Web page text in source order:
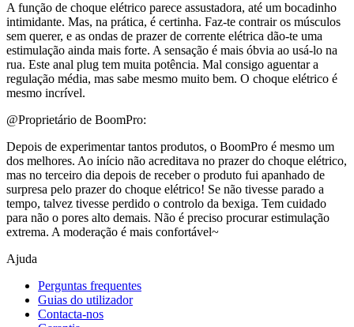
A função de choque elétrico parece assustadora, até um bocadinho
intimidante. Mas, na prática, é certinha. Faz-te contrair os músculos
sem querer, e as ondas de prazer de corrente elétrica dão-te uma
estimulação ainda mais forte. A sensação é mais óbvia ao usá-lo na
rua. Este anal plug tem muita potência. Mal consigo aguentar a
regulação média, mas sabe mesmo muito bem. O choque elétrico é
mesmo incrível.
@Proprietário de BoomPro:
Depois de experimentar tantos produtos, o BoomPro é mesmo um
dos melhores. Ao início não acreditava no prazer do choque elétrico,
mas no terceiro dia depois de receber o produto fui apanhado de
surpresa pelo prazer do choque elétrico! Se não tivesse parado a
tempo, talvez tivesse perdido o controlo da bexiga. Tem cuidado
para não o pores alto demais. Não é preciso procurar estimulação
extrema. A moderação é mais confortável~
Ajuda
Perguntas frequentes
Guias do utilizador
Contacta-nos